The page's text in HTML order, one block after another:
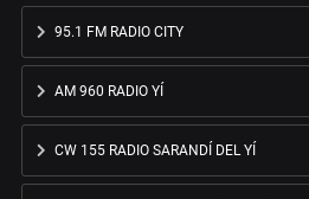
95.1 FM RADIO CITY
AM 960 RADIO YÍ
CW 155 RADIO SARANDÍ DEL YÍ